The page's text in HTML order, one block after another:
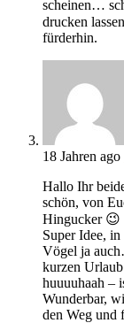
scheinen…
drucken
fürderhin.
18 Jahren ago
Hallo Ihr
schön, von
Hingucker 😉
Super Idee,
Vögel ja
kurzen
huuuuhaah –
Wunderbar,
den Weg und